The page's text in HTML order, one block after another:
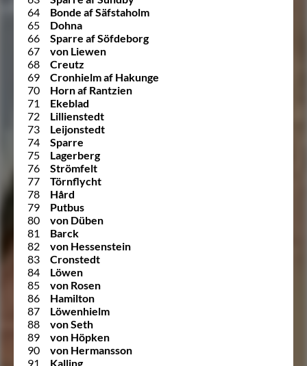
64
Bonde af Säfstaholm
65
Dohna
66
Sparre af Söfdeborg
67
von Liewen
68
Creutz
69
Cronhielm af Hakunge
70
Horn af Rantzien
71
Ekeblad
72
Lillienstedt
73
Leijonstedt
74
Sparre
75
Lagerberg
76
Strömfelt
77
Törnflycht
78
Hård
79
Putbus
80
von Düben
81
Barck
82
von Hessenstein
83
Cronstedt
84
Löwen
85
von Rosen
86
Hamilton
87
Löwenhielm
88
von Seth
89
von Höpken
90
von Hermansson
91
Kalling